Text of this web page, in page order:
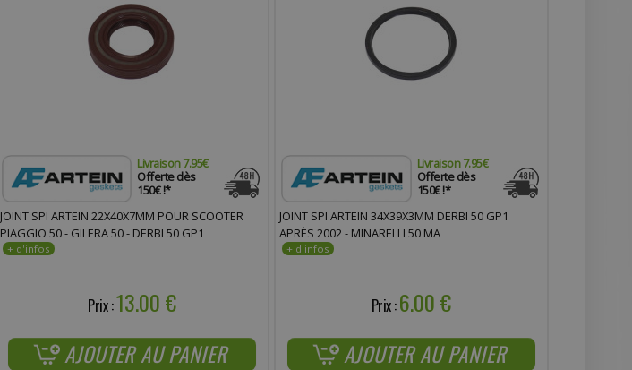
Livraison 7.95€
Offerte dès
150€ !*
JOINT SPI ARTEIN 22X40X7MM POUR SCOOTER
PIAGGIO 50 - GILERA 50 - DERBI 50 GP1
Prix :13.00 €
AJOUTER AU PANIER
Livraison 7.95€
Offerte dès
150€ !*
JOINT SPI ARTEIN 34X39X3MM DERBI 50 GP1
APRÈS 2002 - MINARELLI 50 MA
Prix :6.00 €
AJOUTER AU PANIER